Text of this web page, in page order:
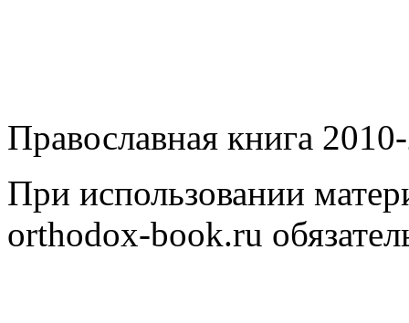
Православная книга
При использовании
orthodox-book.ru